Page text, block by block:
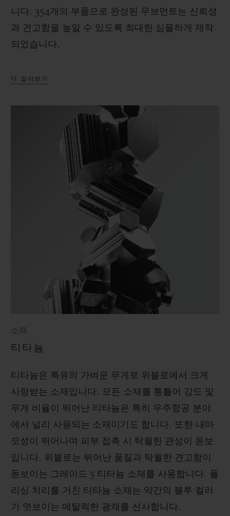
니다. 354개의 부품으로 완성된 무브먼트는 신뢰성
과 견고함을 높일 수 있도록 최대한 심플하게 제작
되었습니다.
더 알아보기
소재
티타늄
티타늄은 특유의 가벼운 무게로 위블로에서 크게
사랑받는 소재입니다. 모든 소재를 통틀어 강도 및
무게 비율이 뛰어난 티타늄은 특히 우주항공 분야
에서 널리 사용되는 소재이기도 합니다. 또한 내마
모성이 뛰어나며 피부 접촉 시 탁월한 관성이 돋보
입니다. 위블로는 뛰어난 품질과 탁월한 견고함이
돋보이는 그레이드 5 티타늄 소재를 사용합니다. 폴
리싱 처리를 거친 티타늄 소재는 약간의 블루 컬러
가 엿보이는 메탈릭한 광채를 선사합니다.